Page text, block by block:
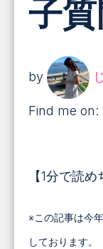
子質
by
Find me on:
【1分で読
※この記事は今
しております。